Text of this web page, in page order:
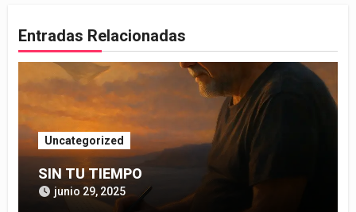
Entradas Relacionadas
Uncategorized
SIN TU TIEMPO
junio 29, 2025